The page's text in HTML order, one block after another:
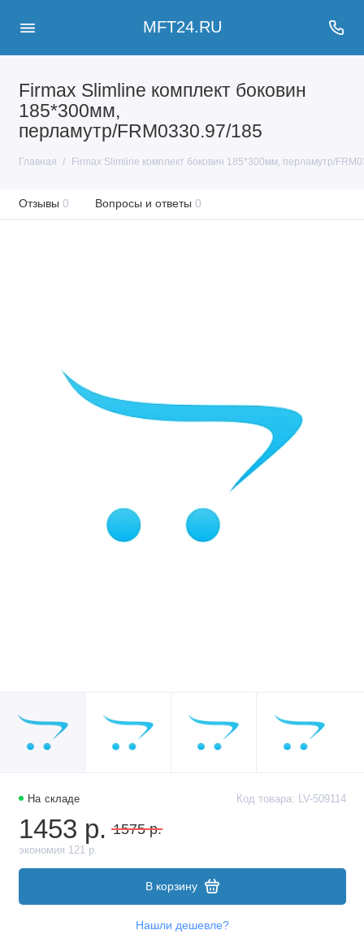
MFT24.RU
Firmax Slimline комплект боковин
185*300мм,
перламутр/FRM0330.97/185
Главная Firmax Slimline комплект боковин 185*300мм, перламутр/
Отзывы 0 Вопросы и ответы 0
На складе Код товара: LV-509114
1453 р. 1575 р.
экономия 121 р.
В корзину
Нашли дешевле?